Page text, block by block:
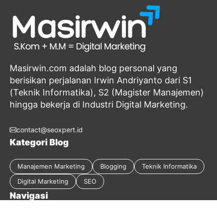
Masirwin.com adalah blog personal yang
berisikan perjalanan Irwin Andriyanto dari S1
(Teknik Informatika), S2 (Magister Manajemen)
hingga bekerja di Industri Digital Marketing.
contact@seoxpert.id
Kategori Blog
Manajemen Marketing Blogging
Teknik Informatika
Digital Marketing
SEO
Navigasi